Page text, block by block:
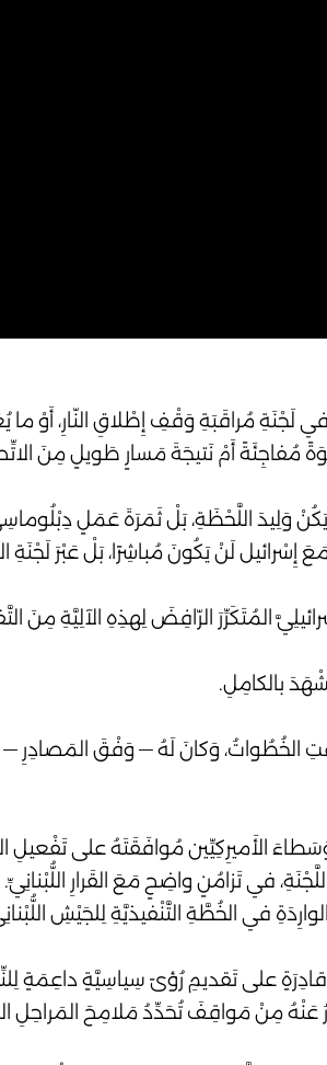
مُراقَبَةِ وَقْفِ إِطْلاقِ النّارِ، أَوْ ما
مُفاجِئَةً أَمْ نَتيجَةَ مَسارٍ طَويلٍ مِنَ
يَكُنْ وَلِيدَ اللَّحْظَةِ، بَلْ ثَمَرَةَ عَمَلٍ
لَنْ يَكُونَ مُباشِرًا، بَلْ عَبْرَ لَجْنَةِ
المُتَكَرِّرَ الرّافِضَ لِهذِهِ الآلِيَّةِ مِنَ
بالكامِلِ.
الخُطُواتُ، وَكانَ لَهُ — وَفْقَ المَصادِرِ —
الأَميرِكِيِّين مُوافَقَتَهُ على تَفْعيلِ
في تَزامُنٍ واضِحٍ مَعَ القَرارِ
في الخُطَّةِ التَّنْفيذيَّةِ لِلجَيْشِ
على تَقديمِ رُؤىً سِياسِيَّةٍ داعِمَةٍ
عَنْهُ مِنْ مَواقِفَ تُحَدِّدُ مَلامِحَ المَراحِلِ